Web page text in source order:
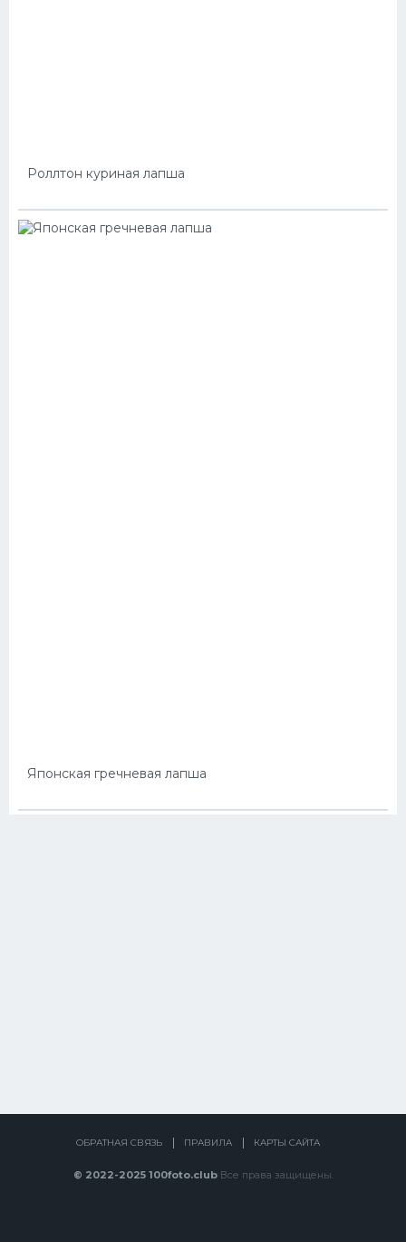
Роллтон куриная лапша
Японская гречневая лапша
ОБРАТНАЯ СВЯЗЬ ПРАВИЛА КАРТЫ САЙТА
© 2022-2025 100foto.clubВсе права защищены.